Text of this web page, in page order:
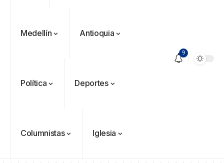
Medellín Antioquia
Política Deportes
Columnistas Iglesia
9